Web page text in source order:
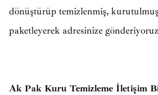
dönüştürüp temizlenmiş,
paketleyerek adresinize
Ak Pak Kuru Temizleme İletişim